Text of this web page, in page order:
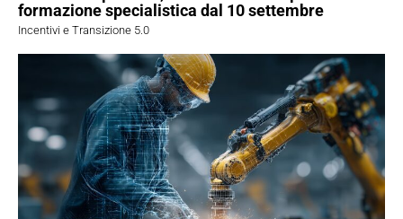
formazione specialistica dal 10 settembre
Incentivi e Transizione 5.0